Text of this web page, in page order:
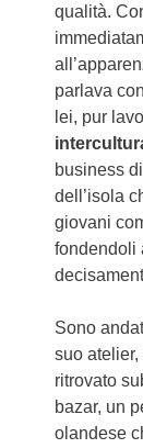
qualità.
parlava
lei, pur
business
dell’isola
giovani
fondendoli
Sono
suo
ritrovato
bazar, un
olandese